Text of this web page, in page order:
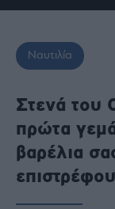
Business
Ναυτιλία
Ενέργεια
Πολιτική
Πολιτισμός
Κοινωνία
Ναυτιλία
Στενά του
πρώτα
βαρέλια